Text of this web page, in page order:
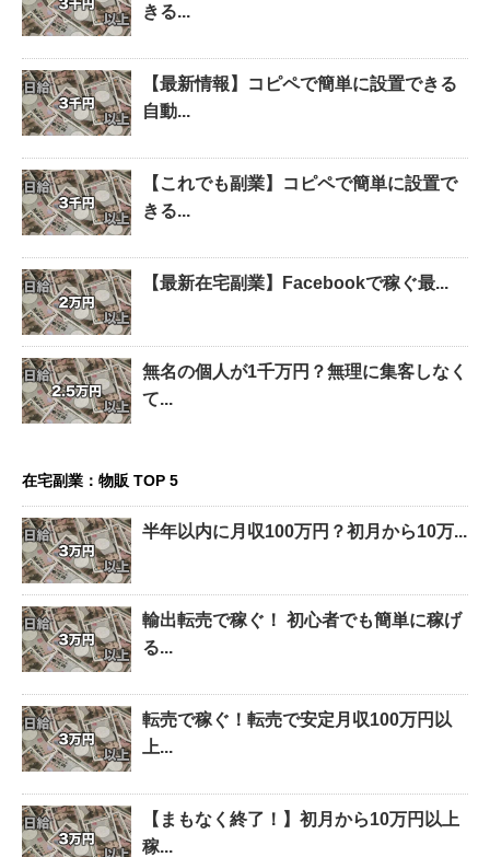
きる...
【最新情報】コピペで簡単に設置できる
自動...
【これでも副業】コピペで簡単に設置で
きる...
【最新在宅副業】Facebookで稼ぐ最...
無名の個人が1千万円？無理に集客しなく
て...
在宅副業：物販 TOP 5
半年以内に月収100万円？初月から10万...
輸出転売で稼ぐ！ 初心者でも簡単に稼げ
る...
転売で稼ぐ！転売で安定月収100万円以
上...
【まもなく終了！】初月から10万円以上
稼...